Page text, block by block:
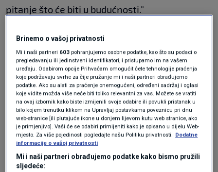
pitanje što će biti u budućnosti."
Bivši srpski predsjednik ljut zbog
REGIJA|10. velj.
"Srbija pod vodstvom
Vučića ne pokazuje
stvarnu namjeru da uđe
u EU"
Brinemo o vašoj privatnosti
Mi i naši partneri 603 pohranjujemo osobne podatke, kao što su podaci o
pregledavanju ili jedinstveni identifikatori, i pristupamo im na vašem
uređaju. Odabirom opcije Prihvaćam omogućit ćete tehnologije praćenja
koje podržavaju svrhe za čije pružanje mi i naši partneri obrađujemo
podatke. Ako su alati za praćenje onemogućeni, određeni sadržaj i oglasi
koje vidite možda više neće biti toliko relevantni za vas. Možete se vratiti
na ovaj izbornik kako biste izmijenili svoje odabire ili povukli pristanak u
bilo kojem trenutku klikom na Upravljaj postavkama poveznicu pri dnu
web-stranice [ili plutajuće ikone u donjem lijevom kutu web stranice, ako
je primjenjivo]. Vaši će se odabiri primijeniti kako je opisano u dijelu Web-
mjesto. Za više pojedinosti pogledajte našu Politiku privatnosti. Dodatne
informacije o vašoj privatnosti
Mi i naši partneri obrađujemo podatke kako bismo pružili
sljedeće: